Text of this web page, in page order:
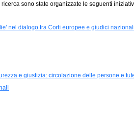
sono state organizzate le seguenti
nel dialogo tra Corti europee e giudici
e giustizia: circolazione delle persone e